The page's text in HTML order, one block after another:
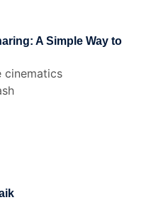
A Simple Way to